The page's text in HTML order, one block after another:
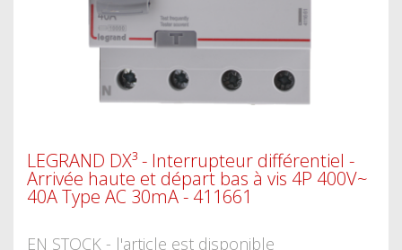
LEGRAND DX³ - Interrupteur différentiel -
Arrivée haute et départ bas à vis 4P 400V~
40A Type AC 30mA - 411661
EN STOCK - l'article est disponible